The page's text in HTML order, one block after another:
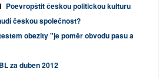
Poevropštit českou politickou kulturu
českou společnost?
obezity "je poměr obvodu pasu a
za duben 2012